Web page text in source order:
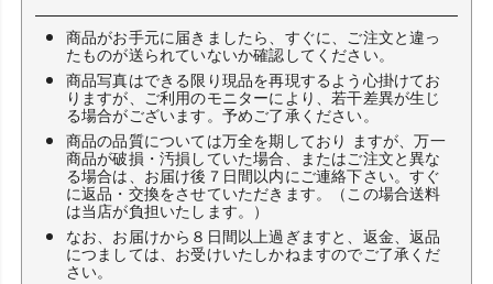
商品がお手元に届きましたら、すぐに、ご注文と違っ
たものが送られていないか確認してください。
商品写真はできる限り現品を再現するよう心掛けてお
りますが、ご利用のモニターにより、若干差異が生じ
る場合がございます。予めご了承ください。
商品の品質については万全を期しており ますが、万一
商品が破損・汚損していた場合、またはご注文と異な
る場合は、お届け後７日間以内にご連絡下さい。すぐ
に返品・交換をさせていただきます。（この場合送料
は当店が負担いたします。）
なお、お届けから８日間以上過ぎますと、返金、返品
につましては、お受けいたしかねますのでご了承くだ
さい。